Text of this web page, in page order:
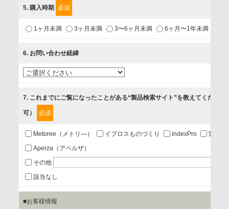
1.当社が取り扱う商品・サービスに関するご案内
2.当社が開催（主催・共催・協賛）するセミナーなど、各種イ
3.お客様の業務内容、及び興味、関心に応じた情報の提供
4.お客様満足度調査等のアンケートの依頼
第三者提供の有無
あり
a.個人情報の提供・利用目的
当該企業/団体のサービス等のご案内及び当該企業/団体からの
5. 購入時期 必須
1ヶ月未満 3ヶ月未満 3〜6ヶ月未満 6ヶ月〜1年未満
6. お問い合わせ経緯
7. これまでにご覧になったことがある“製品検索サイト”を教えてください
可） 必須
Metoree（メトリ―） イプロスものづくり indexPro
製品ナ
Aperza（アペルザ）
その他
該当なし
■お客様情報